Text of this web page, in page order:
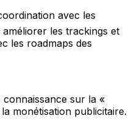
avec les
les trackings et
les roadmaps des
connaissance sur la «
monétisation publicitaire.